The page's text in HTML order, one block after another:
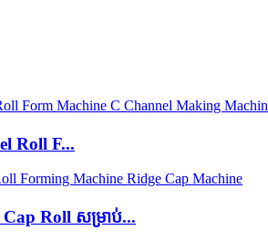
Roll F...
Roll សម្រាប់...